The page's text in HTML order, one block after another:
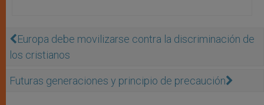
Europa debe movilizarse contra la discriminación de
los cristianos
Futuras generaciones y principio de precaución